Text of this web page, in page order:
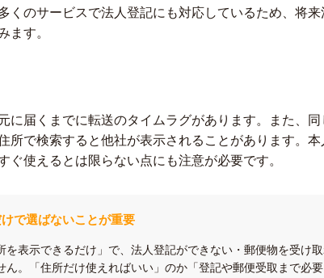
くのサービスで法人登記にも対応しているため、将
ます。
に届くまでに転送のタイムラグがあります。また、
所で検索すると他社が表示されることがあります。
ぐ使えるとは限らない点にも注意が必要です。
けで選ばないことが重要
を表示できるだけ」で、法人登記ができない・郵便物を受け
ん。「住所だけ使えればいい」のか「登記や郵便受取まで必